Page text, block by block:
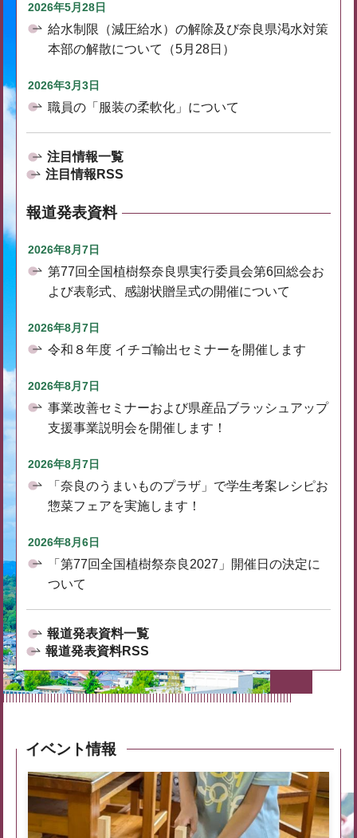
2026年5月28日
給水制限（減圧給水）の解除及び奈良県渇水対策
本部の解散について（5月28日）
2026年3月3日
職員の「服装の柔軟化」について
注目情報一覧
注目情報RSS
報道発表資料
2026年8月7日
第77回全国植樹祭奈良県実行委員会第6回総会お
よび表彰式、感謝状贈呈式の開催について
2026年8月7日
令和８年度 イチゴ輸出セミナーを開催します
2026年8月7日
事業改善セミナーおよび県産品ブラッシュアップ
支援事業説明会を開催します！
2026年8月7日
「奈良のうまいものプラザ」で学生考案レシピお
惣菜フェアを実施します！
2026年8月6日
「第77回全国植樹祭奈良2027」開催日の決定に
ついて
報道発表資料一覧
報道発表資料RSS
イベント情報